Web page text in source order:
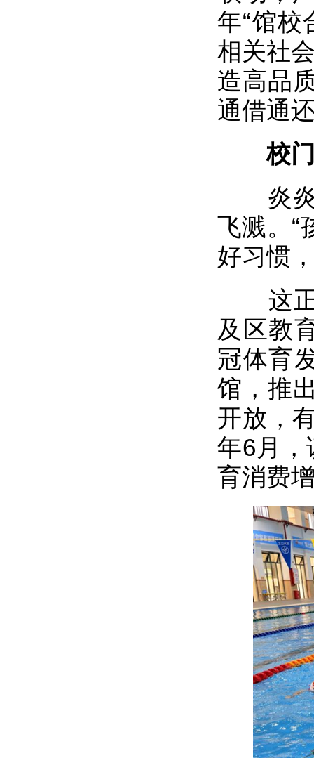
年“馆校
相关社
造高品
通借通
校门
炎炎
飞溅。“
好习惯
这正
及区教
冠体育
馆，推
开放，
年6月，
育消费